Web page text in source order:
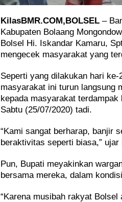
KilasBMR.COM,BOLSEL –
Kabupaten Bolaang
Bolsel Hi. Iskandar Kamaru,
mengecek masyarakat yang
Seperti yang dilakukan hari
masyarakat ini turun langsung
kepada masyarakat
Sabtu (25/07/2020) tadi.
“Kami sangat berharap, banjir
beraktivitas seperti biasa,” ujar
Pun, Bupati meyakinkan
bersama mereka, dalam
“Karena musibah rakyat